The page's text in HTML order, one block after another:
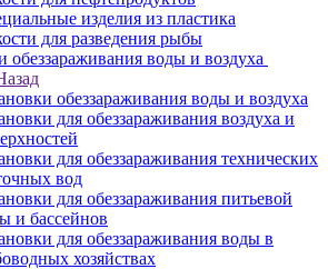
изделия из пластика
для разведения рыбы
обеззараживания воды и воздуха
обеззараживания воды и воздуха
для обеззараживания воздуха и
для обеззараживания технических
вод
для обеззараживания питьевой
и бассейнов
для обеззараживания воды в
хозяйствах